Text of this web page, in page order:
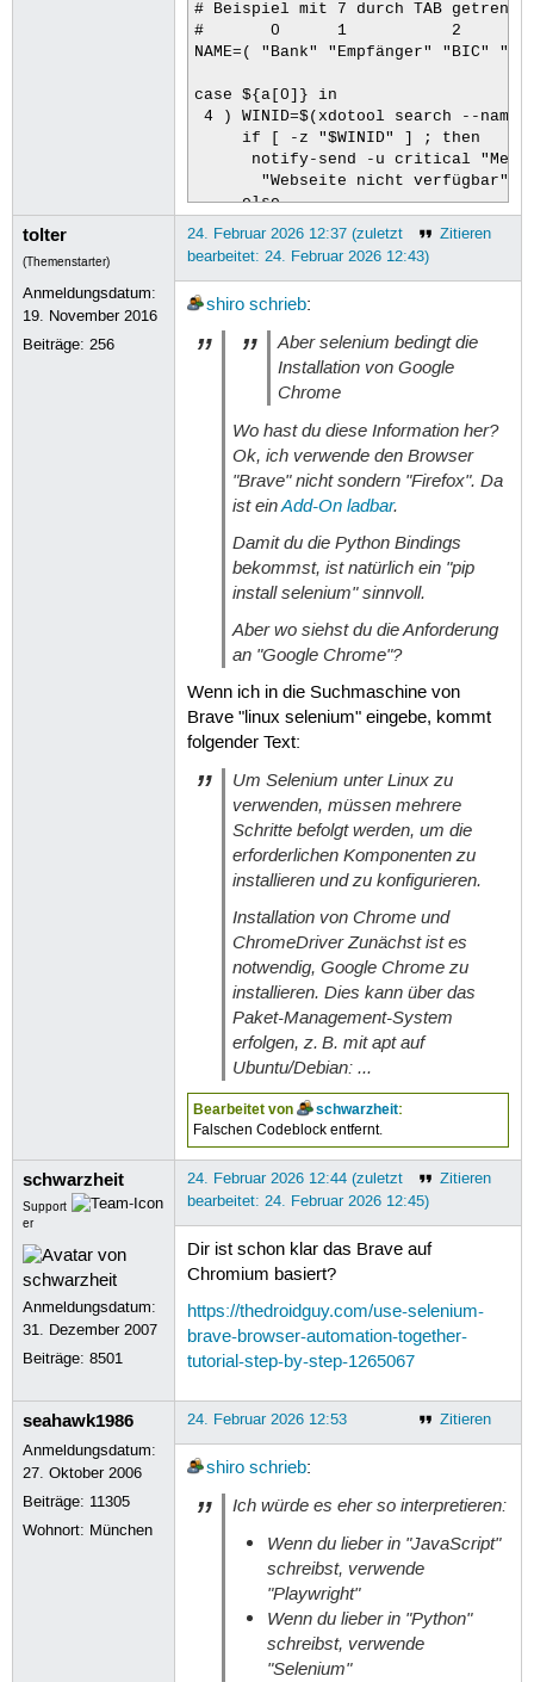
# Beispiel mit 7 durch TAB
#       0      1
NAME=( "Bank" "Empfänger" "BIC"
case ${a[0]} in
4 ) WINID=$(xdotool search --name
     if [ -z "$WINID" ] ; then
notify-send -u critical
       "Webseite nicht verfügbar";
     else
      setxkbmap -layout de && \
xdotool windowactivate
xdotool key Tab type
xdotool key --delay 500 Tab
xdotool key Tab type
xdotool key Tab Tab type
tolter
(Themenstarter)
Anmeldungsdatum:
19. November 2016
Beiträge:256
Zitieren
24. Februar 2026 12:37 (zuletzt
bearbeitet: 24. Februar 2026 12:43)
shiro schrieb:
Aber selenium bedingt die
Installation von Google
Chrome
Wo hast du diese Information her?
Ok, ich verwende den Browser
"Brave" nicht sondern "Firefox". Da
ist einAdd-On ladbar.
Damit du die Python Bindings
bekommst, ist natürlich ein "pip
install selenium" sinnvoll.
Aber wo siehst du die Anforderung
an "Google Chrome"?
Wenn ich in die Suchmaschine von
Brave "linux selenium" eingebe, kommt
folgender Text:
Um Selenium unter Linux zu
verwenden, müssen mehrere
Schritte befolgt werden, um die
erforderlichen Komponenten zu
installieren und zu konfigurieren.
Installation von Chrome und
ChromeDriver Zunächst ist es
notwendig, Google Chrome zu
installieren. Dies kann über das
Paket-Management-System
erfolgen, z. B. mit apt auf
Ubuntu/Debian: ...
Bearbeitet von schwarzheit:
Falschen Codeblock entfernt.
schwarzheit
Support
er
Anmeldungsdatum:
31. Dezember 2007
Beiträge:8501
Zitieren
24. Februar 2026 12:44 (zuletzt
bearbeitet: 24. Februar 2026 12:45)
Dir ist schon klar das Brave auf
Chromium basiert?
https://thedroidguy.com/use-selenium-
brave-browser-automation-together-
tutorial-step-by-step-1265067
seahawk1986
Anmeldungsdatum:
27. Oktober 2006
Beiträge: 11305
Wohnort: München
Zitieren
24. Februar 2026 12:53
shiro schrieb:
Ich würde es eher so interpretieren:
Wenn du lieber in "JavaScript"
schreibst, verwende
"Playwright"
Wenn du lieber in "Python"
schreibst, verwende
"Selenium"